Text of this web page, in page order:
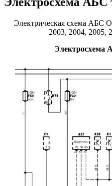
Электрическая схема АБС
2003, 2004, 2005,
Электросхема